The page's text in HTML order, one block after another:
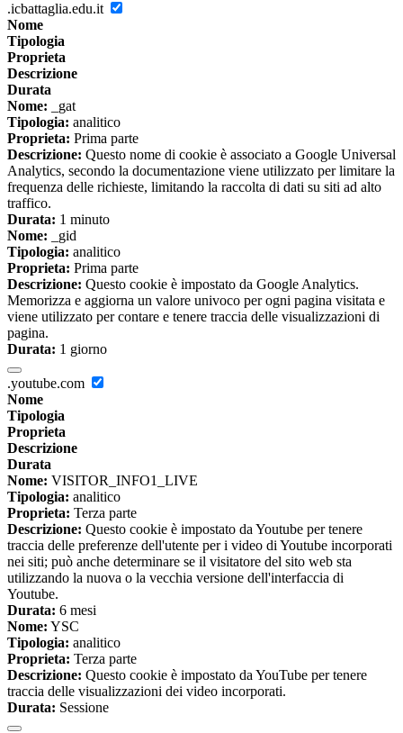
.icbattaglia.edu.it
Nome
Tipologia
Proprieta
Descrizione
Durata
Nome: _gat
Tipologia: analitico
Proprieta: Prima parte
Descrizione: Questo nome di cookie è associato a Google Universal
Analytics, secondo la documentazione viene utilizzato per limitare la
frequenza delle richieste, limitando la raccolta di dati su siti ad alto
traffico.
Durata: 1 minuto
Nome: _gid
Tipologia: analitico
Proprieta: Prima parte
Descrizione: Questo cookie è impostato da Google Analytics.
Memorizza e aggiorna un valore univoco per ogni pagina visitata e
viene utilizzato per contare e tenere traccia delle visualizzazioni di
pagina.
Durata: 1 giorno
.youtube.com
Nome
Tipologia
Proprieta
Descrizione
Durata
Nome: VISITOR_INFO1_LIVE
Tipologia: analitico
Proprieta: Terza parte
Descrizione: Questo cookie è impostato da Youtube per tenere
traccia delle preferenze dell'utente per i video di Youtube incorporati
nei siti; può anche determinare se il visitatore del sito web sta
utilizzando la nuova o la vecchia versione dell'interfaccia di
Youtube.
Durata: 6 mesi
Nome: YSC
Tipologia: analitico
Proprieta: Terza parte
Descrizione: Questo cookie è impostato da YouTube per tenere
traccia delle visualizzazioni dei video incorporati.
Durata: Sessione